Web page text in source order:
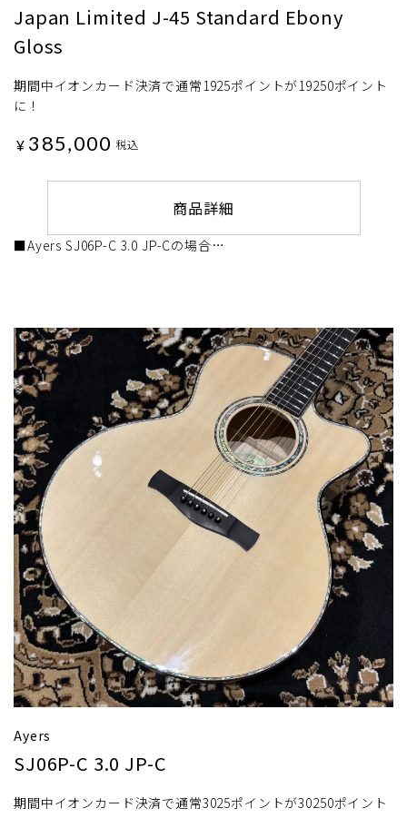
Japan Limited J-45 Standard Ebony
Gloss
期間中イオンカード決済で通常1925ポイントが19250ポイント
に！
¥ 385,000 税込
商品詳細
■Ayers SJ06P-C 3.0 JP-Cの場合…
Ayers
SJ06P-C 3.0 JP-C
期間中イオンカード決済で通常3025ポイントが30250ポイント